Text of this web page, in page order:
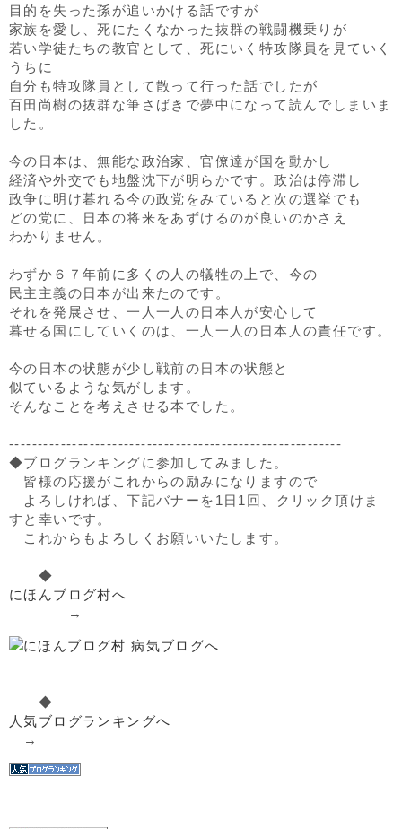
目的を失った孫が追いかける話ですが
家族を愛し、死にたくなかった抜群の戦闘機乗りが
若い学徒たちの教官として、死にいく特攻隊員を見ていく
うちに
自分も特攻隊員として散って行った話でしたが
百田尚樹の抜群な筆さばきで夢中になって読んでしまいま
した。
今の日本は、無能な政治家、官僚達が国を動かし
経済や外交でも地盤沈下が明らかです。政治は停滞し
政争に明け暮れる今の政党をみていると次の選挙でも
どの党に、日本の将来をあずけるのが良いのかさえ
わかりません。
わずか６７年前に多くの人の犠牲の上で、今の
民主主義の日本が出来たのです。
それを発展させ、一人一人の日本人が安心して
暮せる国にしていくのは、一人一人の日本人の責任です。
今の日本の状態が少し戦前の日本の状態と
似ているような気がします。
そんなことを考えさせる本でした。
----------------------------------------------------------
◆ブログランキングに参加してみました。
皆様の応援がこれからの励みになりますので
よろしければ、下記バナーを1日1回、クリック頂けま
すと幸いです。
これからもよろしくお願いいたします。
◆
にほんブログ村へ
→
◆
人気ブログランキングへ
→